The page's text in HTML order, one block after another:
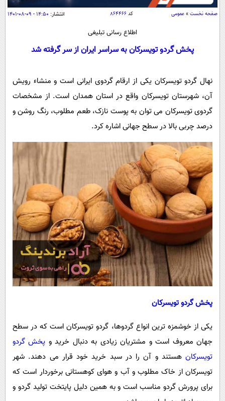
اقتصاد
خودرو
جامعه
سلامت
یک برش دانایی
ورزشی
سیاست خارجی
فرهنگ و هنر
علم و دانش
فناوری و It
علمی
قرآن
گوناگون
باشگاه مغز
مجله تصویری سلاح
فیلم
ورزش
سیاست
سرگرمی
فناوری
گوناگون
حوادث
فرهنگی
حیات وحش
عصر ایران 2
خواندنی ها و دیدنی ها
داستان کوتاه
پیامک
روانشناسی
آشپزی
دانلود
آموزش زبان
صفحه نخست » عمومی کد۸۶۴۴۶۶ انتشار: ۱۴:۵۰ - ۰۹-۰۸-۱۴۰۱
اطلاع رسانی تبلیغی
پخش گردو تویسرکان به سراسر ایران از سر گرفته شد
نهال گردو تویسرکان یکی از ارقام گردوی ایرانی است و منشاء رویش
آن، شهرستان تویسرکان واقع در استان همدان است. از مشخصات
گردوی تویسرکان می‌ توان به پوست نازک، طعم مطلوب، رنگ روشن و
درصد چربی بالا در سطح جهانی اشاره کرد.
پخش گردو تویسرکان
یکی از خوشمزه ترین انواع گردوها، گردو تویسرکان است که در سطح
جهان معروف است و مشتریان زیادی به دنبال خرید و پخش گردو
تویسرکان هستند و آن را در سبد خرید خود قرار می دهند. شهر
تویسرکان از خاک مطلوب و آب و هوای کوهستانی برخوردار است که
برای پرورش گردو مناسب است و به همین دلیل پایتخت تولید گردو و